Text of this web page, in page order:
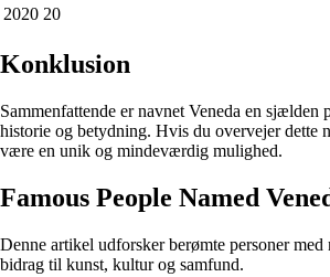
2020 20
Konklusion
Sammenfattende er navnet Veneda en sjælden
historie og betydning. Hvis du overvejer dette
være en unik og mindeværdig mulighed.
Famous People Named
Denne artikel udforsker berømte personer med
bidrag til kunst, kultur og samfund.